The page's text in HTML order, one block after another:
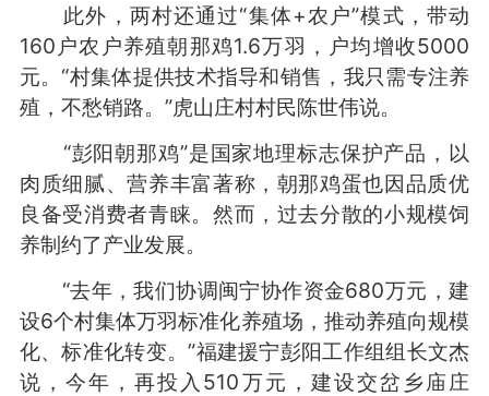
此外，两村还通过“集体+农户”模式，带动
160户农户养殖朝那鸡1.6万羽，户均增收5000
元。“村集体提供技术指导和销售，我只需专注养
殖，不愁销路。”虎山庄村村民陈世伟说。
“彭阳朝那鸡”是国家地理标志保护产品，以
肉质细腻、营养丰富著称，朝那鸡蛋也因品质优
良备受消费者青睐。然而，过去分散的小规模饲
养制约了产业发展。
“去年，我们协调闽宁协作资金680万元，建
设6个村集体万羽标准化养殖场，推动养殖向规模
化、标准化转变。”福建援宁彭阳工作组组长文杰
说，今年，再投入510万元，建设交岔乡庙庄